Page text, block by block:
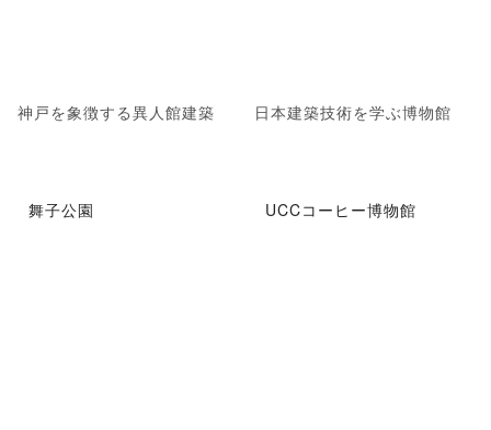
神戸を象徴する異人館建築 日本建築技術を学ぶ博物館
舞子公園 UCCコーヒー博物館